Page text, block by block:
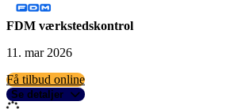
FDM værkstedskontrol
11. mar 2026
Få tilbud online
Se detaljer